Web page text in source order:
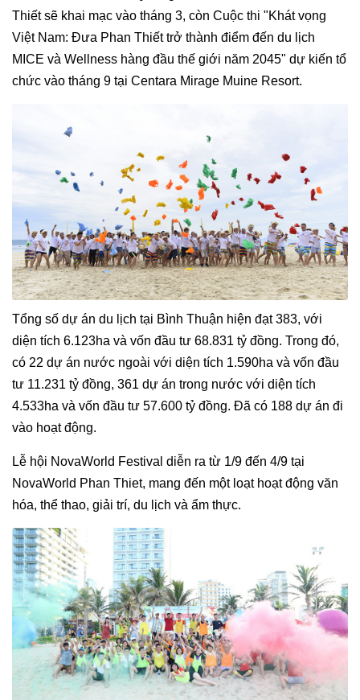
Thiết sẽ khai mạc vào tháng 3, còn Cuộc thi "Khát vọng
Việt Nam: Đưa Phan Thiết trở thành điểm đến du lịch
MICE và Wellness hàng đầu thế giới năm 2045" dự kiến tổ
chức vào tháng 9 tại Centara Mirage Muine Resort.
Tổng số dự án du lịch tại Bình Thuận hiện đạt 383, với
diện tích 6.123ha và vốn đầu tư 68.831 tỷ đồng. Trong đó,
có 22 dự án nước ngoài với diện tích 1.590ha và vốn đầu
tư 11.231 tỷ đồng, 361 dự án trong nước với diện tích
4.533ha và vốn đầu tư 57.600 tỷ đồng. Đã có 188 dự án đi
vào hoạt động.
Lễ hội NovaWorld Festival diễn ra từ 1/9 đến 4/9 tại
NovaWorld Phan Thiet, mang đến một loạt hoạt động văn
hóa, thể thao, giải trí, du lịch và ẩm thực.